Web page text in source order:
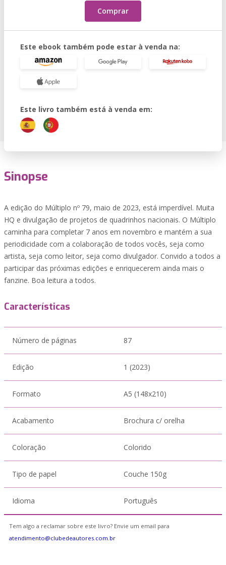
Comprar
Este ebook também pode estar à venda na:
Este livro também está à venda em:
Sinopse
A edição do Múltiplo nº 79, maio de 2023, está imperdível. Muita
HQ e divulgação de projetos de quadrinhos nacionais. O Múltiplo
caminha para completar 7 anos em novembro e mantém a sua
periodicidade com a colaboração de todos vocês, seja como
artista, seja como leitor, seja como divulgador. Convido a todos a
participar das próximas edições e enriquecerem ainda mais o
fanzine. Boa leitura a todos.
Características
Número de páginas 87
Edição 1 (2023)
Formato A5 (148x210)
Acabamento Brochura c/ orelha
Coloração Colorido
Tipo de papel Couche 150g
Idioma Português
Tem algo a reclamar sobre este livro? Envie um email para
atendimento@clubedeautores.com.br